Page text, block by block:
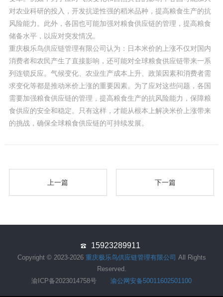
对农业科研的投入，开发抗逆性强的稻米品种，提高粮食生产的抗
风险能力。此外，各国也可能加强对粮食供应链的管理，提高粮食
储备水平，以应对突发情况。
重庆极乐鸟供应链管理有限公司认为：日本米价的上涨不仅对国内
消费者和农民产生了直接影响，还可能对全球粮食供应链带来一系
列连锁反应。气候变化、农业生产成本上升、政策因素和消费者需
求变化等都是推动米价上涨的重要因素。为了应对这些问题，各国
需要加强粮食供应链的管理，提高粮食生产的抗风险能力，保障粮
食供应的安全和稳定。只有这样，才能从根本上解决米价上涨带来
的挑战，确保全球粮食供应链的可持续发展。
上一篇 下一篇
15923289911
Copyright © 2023-2026 重庆极乐鸟供应链管理有限公司 All Rights
Reserved.
渝ICP备2023014758号
渝公网安备50011602501100